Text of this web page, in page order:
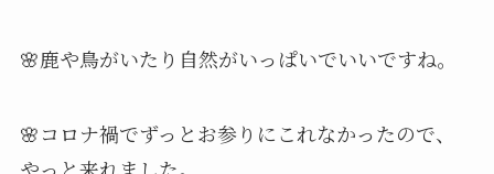
🌸鹿や鳥がいたり自然がいっぱいでいいですね。
🌸コロナ禍でずっとお参りにこれなかったので、